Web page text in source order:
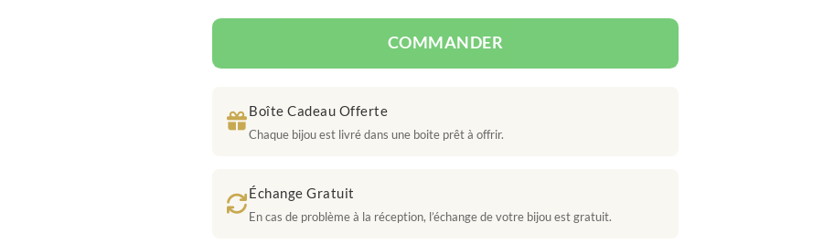
COMMANDER
Boîte Cadeau Offerte
Chaque bijou est livré dans une boite prêt à offrir.
Échange Gratuit
En cas de problème à la réception, l’échange de votre bijou est gratuit.